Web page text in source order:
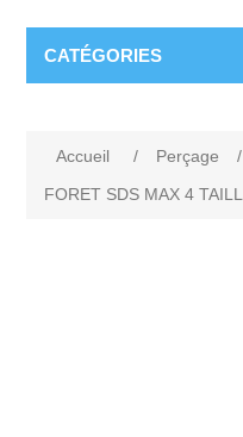
CATÉGORIES
Accueil / Perçage /
FORET SDS MAX 4